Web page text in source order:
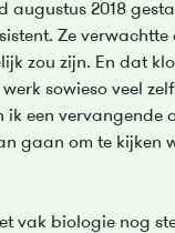
augustus 2018
Ze
zou zijn. En dat
sowieso veel
ik een vervangende
gaan om te kijken
vak biologie nog